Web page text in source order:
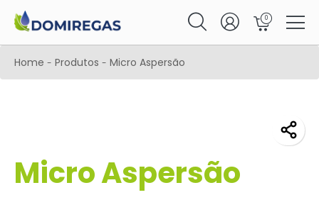
0
Home - Produtos - Micro Aspersão
Micro Aspersão